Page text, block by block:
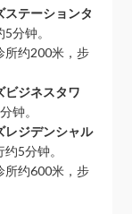
ステーションタ
分钟。
所约200米，步
ビジネスタワ
钟。
レジデンシャル
5分钟。
所约600米，步